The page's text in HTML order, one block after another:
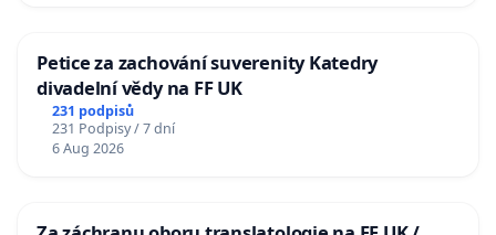
Petice za zachování suverenity Katedry
divadelní vědy na FF UK
231 podpisů
231 Podpisy / 7 dní
6 Aug 2026